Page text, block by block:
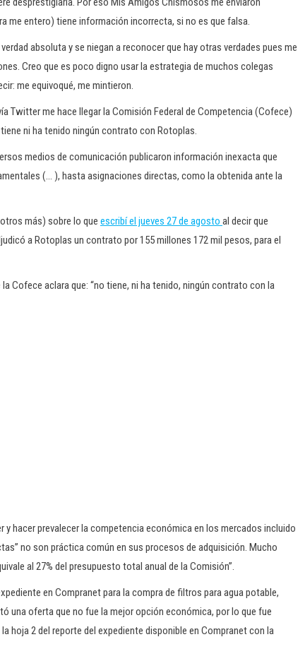
me entero) tiene información incorrecta, si no es que falsa.
absoluta y se niegan a reconocer que hay otras verdades pues me
Creo que es poco digno usar la estrategia de muchos colegas
me equivoqué, me mintieron.
Twitter me hace llegar la Comisión Federal de Competencia (Cofece)
ni ha tenido ningún contrato con Rotoplas.
medios de comunicación publicaron información inexacta que
(… ), hasta asignaciones directas, como la obtenida ante Ia
más) sobre lo que escribí el jueves 27 de agosto al decir que
a Rotoplas un contrato por 155 millones 172 mil pesos, para el
Cofece aclara que: “no tiene, ni ha tenido, ningún contrato con la
hacer prevalecer la competencia económica en los mercados incluido
no son práctica común en sus procesos de adquisición. Mucho
al 27% del presupuesto total anual de la Comisión”.
en Compranet para la compra de filtros para agua potable,
una oferta que no fue la mejor opción económica, por lo que fue
hoja 2 del reporte del expediente disponible en Compranet con la